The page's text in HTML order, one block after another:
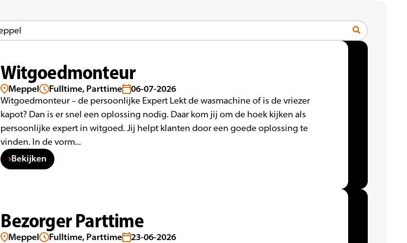
Witgoedmonteur
Meppel Fulltime, Parttime 06-07-2026
Witgoedmonteur – de persoonlijke Expert Lekt de wasmachine of is de vriezer
kapot? Dan is er snel een oplossing nodig. Daar kom jij om de hoek kijken als
persoonlijke expert in witgoed. Jij helpt klanten door een goede oplossing te
vinden. In de vorm...
Bekijken
Bezorger Parttime
Meppel Fulltime, Parttime 23-06-2026